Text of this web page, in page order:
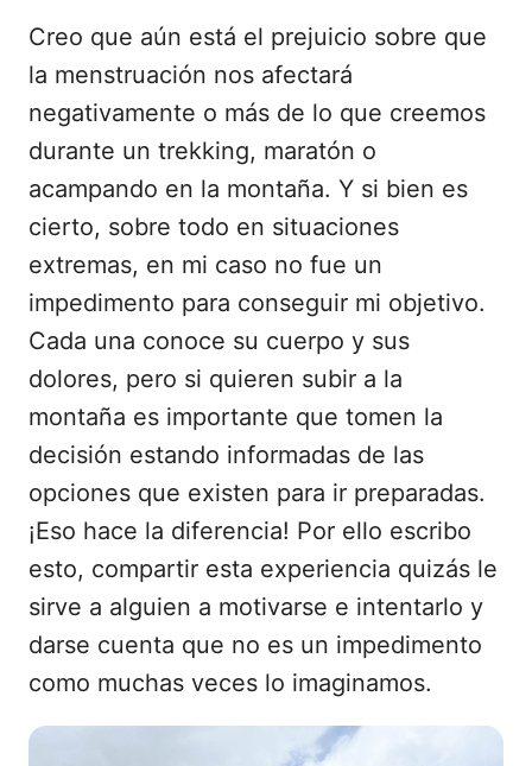
Creo que aún está el prejuicio sobre que
la menstruación nos afectará
negativamente o más de lo que creemos
durante un trekking, maratón o
acampando en la montaña. Y si bien es
cierto, sobre todo en situaciones
extremas, en mi caso no fue un
impedimento para conseguir mi objetivo.
Cada una conoce su cuerpo y sus
dolores, pero si quieren subir a la
montaña es importante que tomen la
decisión estando informadas de las
opciones que existen para ir preparadas.
¡Eso hace la diferencia! Por ello escribo
esto, compartir esta experiencia quizás le
sirve a alguien a motivarse e intentarlo y
darse cuenta que no es un impedimento
como muchas veces lo imaginamos.